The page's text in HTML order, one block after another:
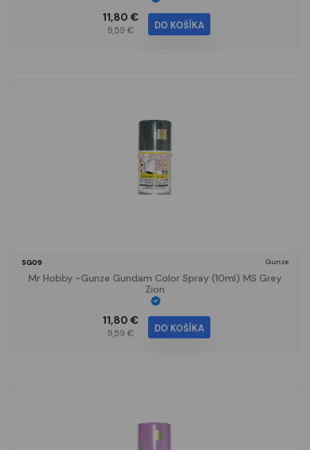
11,80 €
9,59 € DO KOŠÍKA
SG09 Gunze
Mr Hobby -Gunze Gundam Color Spray (10ml) MS Grey
Zion
11,80 €
9,59 € DO KOŠÍKA